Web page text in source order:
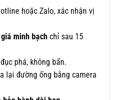
hoặc Zalo, xác nhận vị
minh bạch chỉ sau 15
phá, không bẩn.
lại đường ống bằng camera